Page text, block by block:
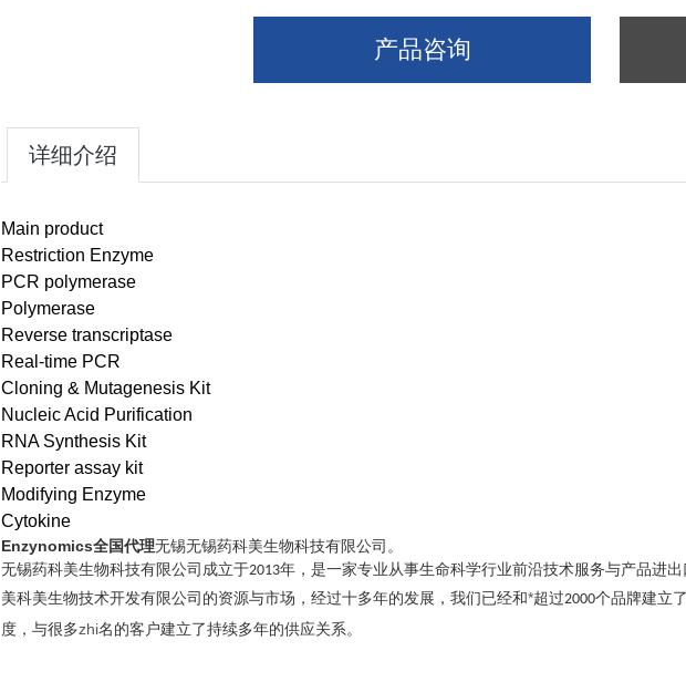
产品咨询
详细介绍
Main product
Restriction Enzyme
PCR polymerase
Polymerase
Reverse transcriptase
Real-time PCR
Cloning & Mutagenesis Kit
Nucleic Acid Purification
RNA Synthesis Kit
Reporter assay kit
Modifying Enzyme
Cytokine
Enzynomics全国代理无锡无锡药科美生物科技有限公司。
无锡药科美生物科技有限公司成立于2013年，是一家专业从事生命科学行业前沿技术服务与产品进
美科美生物技术开发有限公司的资源与市场，经过十多年的发展，我们已经和*超过2000个品牌建立
度，与很多zhi名的客户建立了持续多年的供应关系。